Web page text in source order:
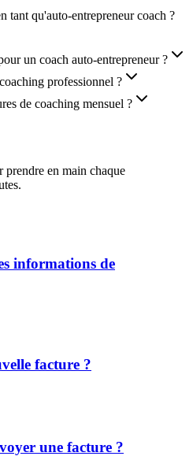
tant qu'auto-entrepreneur coach ?
un coach auto-entrepreneur ?
professionnel ?
de coaching mensuel ?
prendre en main chaque
informations de
facture ?
une facture ?